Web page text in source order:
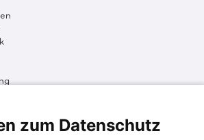
zum Datenschutz